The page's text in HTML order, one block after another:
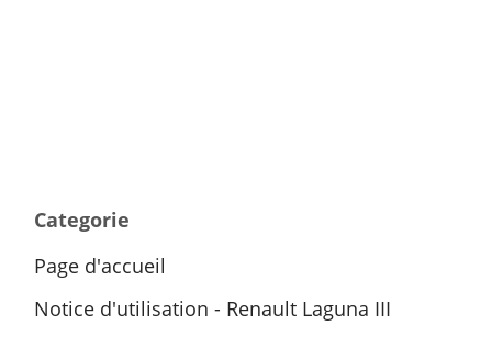
Categorie
Page d'accueil
Notice d'utilisation - Renault Laguna III